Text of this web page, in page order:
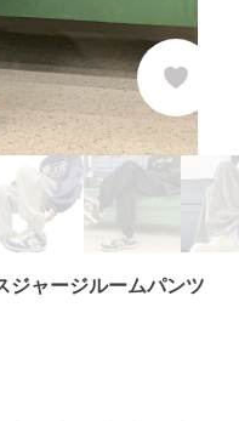
ジャージルームパンツ